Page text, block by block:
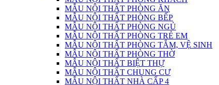
MẪU NỘI THẤT PHÒNG ĂN
MẪU NỘI THẤT PHÒNG BẾP
MẪU NỘI THẤT PHÒNG NGỦ
MẪU NỘI THẤT PHÒNG TRẺ EM
MẪU NỘI THẤT PHÒNG TẮM, VỆ SINH
MẪU NỘI THẤT PHÒNG THỜ
MẪU NỘI THẤT BIỆT THỰ
MẪU NỘI THẤT CHUNG CƯ
MẪU NỘI THẤT NHÀ CẤP 4